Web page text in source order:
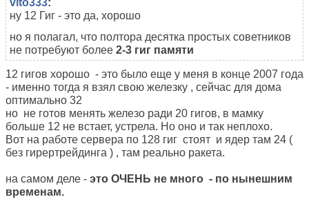
ну 12 Гиг - это да, хорошо
но я полагал, что полтора десятка простых советников
не потребуют более 2-3 гиг памяти
12 гигов хорошо - это было еще у меня в конце 2007 года
- именно тогда я взял свою железку , сейчас для дома
оптимально 32
но не готов менять железо ради 20 гигов, в мамку
больше 12 не встает, устрела. Но оно и так неплохо.
Вот на работе сервера по 128 гиг стоят и ядер там 24 (
без гирертрейдинга ) , там реально ракета.
на самом деле - это ОЧЕНЬ не много - по нынешним
временам.